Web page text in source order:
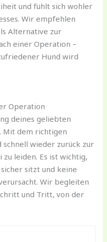
und fühlt sich wohler
Wir empfehlen
Alternative zur
einer Operation –
Hund wird
Operation
deines geliebten
Mit dem richtigen
schnell wieder zurück zur
leiden. Es ist wichtig,
sitzt und keine
Wir begleiten
und Tritt, von der